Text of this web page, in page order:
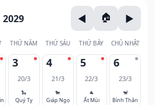
THỨ NĂM THỨ SÁU THỨ BẢY CHỦ NHẬT
3
20/3
🐍
Quý Tỵ
4
21/3
🐎
Giáp Ngọ
5
22/3
🐐
Ất Mùi
6
23/3
🐒
Bính Thân